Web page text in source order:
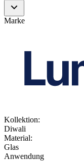
Marke
Kollektion:
Diwali
Material:
Glas
Anwendung